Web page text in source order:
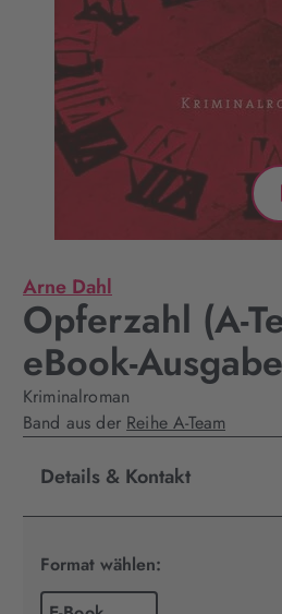
Arne Dahl
Opferzahl (A-
eBook-Ausgabe
Kriminalroman
Band aus der Reihe A-Team
Details & Kontakt
Format wählen: